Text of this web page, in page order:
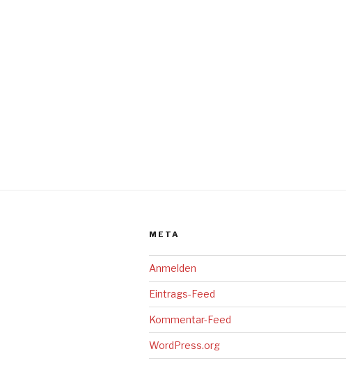
META
Anmelden
Eintrags-Feed
Kommentar-Feed
WordPress.org